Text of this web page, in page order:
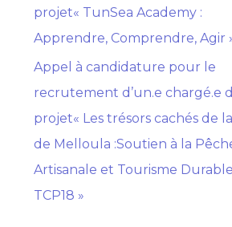
:projet« TunSea Academy :
Apprendre, Comprendre, Agir
Appel à candidature pour le
recrutement d’un.e chargé.e
projet« Les trésors cachés de
de Melloula :Soutien à la
Artisanale et Tourisme
TCP18 »